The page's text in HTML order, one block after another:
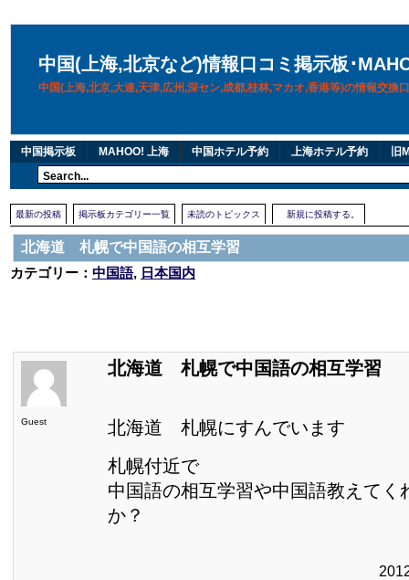
中国(上海,北京など)情報口コミ掲示板･
中国(上海,北京,大連,天津,広州,深セン,成都,桂林,マカオ,香港等)の情報交換
中国掲示板 MAHOO! 上海 中国ホテル予約 上海ホテル予約 旧
最新の投稿 掲示板カテゴリー一覧 未読のトピックス 新規に投稿する。
北海道 札幌で中国語の相互学習
カテゴリー： 中国語, 日本国内
Guest
北海道 札幌で中国語の相互学習
北海道 札幌にすんでいます
札幌付近で
中国語の相互学習や中国語教えてく
か？